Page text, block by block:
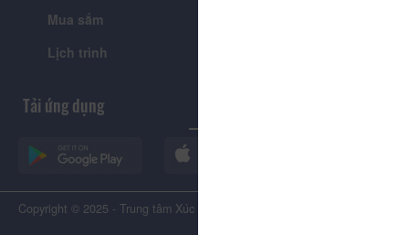
Mua sắm
Lịch trình
Tải ứng dụng
Copyright © 2025 - Trung tâm Xúc tiến Du lịch Tỉnh Lâm Đồng